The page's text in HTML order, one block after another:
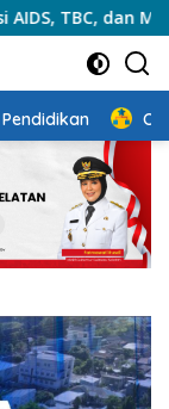
Malaria PT
Pendidikan